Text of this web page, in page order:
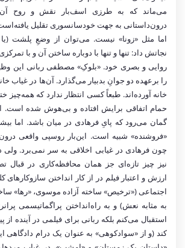
می‌ماند که به طرزی اسف‌بار نقش و روح آن
درون‌داستانی به جهت خودسانسوری تقلیل
اما مثل «زونا» نیست. می‌توان از وضعِ پلشت
نجاتش داد: تنها و تنها با دوباره ‌‌ساختن آن و با
روایی و بصری خود. «بلوکِ» مصطفی ربانی این
را برعهده دو جوانِ بدبیار می‌گذارد. آن‌ها در غیاب
خانه آورده‌اند. طبعاً کسی انتظار ندارد که همه‌چیز
حمام اتفاقی برایش افتاده و بی‌هوش شده است.
گمان می‌رود که پایِ فرهادی در میان باشد. اما
«فروشنده» شبیه است. این‌بار روسپی واقعی
چون فرهادی در غیابی اخلاقی به سر نمی‌برد. ولی
نیز چیز تازه‌ای جز همان محافظه‌کاری در قبال
ارزش و اعتبار فیلم در از کار انداختن سازوکارهای
اجتماعی («ترخیص» ساخته آزاده موسوی، «رها»
به مثابه نعش) و به راه‌انداختن پراگماتیسمی
استقبال می‌کنم بلکه ربانی برای فیلمی در آینده از
کند (و از «سوادکوهی» به عنوان یک درام دادگاهی